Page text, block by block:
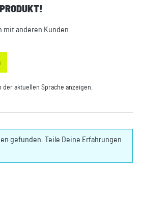
von 0 von 5 Sternen
mit anderen Kunden.
der aktuellen Sprache anzeigen.
gefunden. Teile Deine Erfahrungen